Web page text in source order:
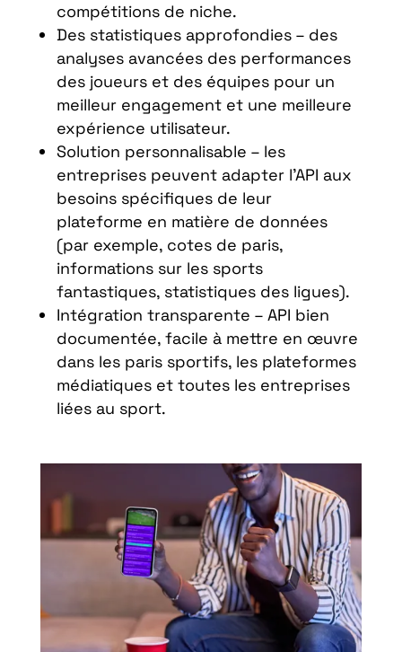
compétitions de niche.
Des statistiques approfondies – des
analyses avancées des performances
des joueurs et des équipes pour un
meilleur engagement et une meilleure
expérience utilisateur.
Solution personnalisable – les
entreprises peuvent adapter l’API aux
besoins spécifiques de leur
plateforme en matière de données
(par exemple, cotes de paris,
informations sur les sports
fantastiques, statistiques des ligues).
Intégration transparente – API bien
documentée, facile à mettre en œuvre
dans les paris sportifs, les plateformes
médiatiques et toutes les entreprises
liées au sport.